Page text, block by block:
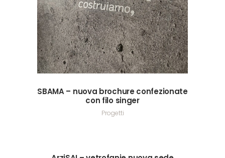
SBAMA – nuova brochure confezionate
con filo singer
Progetti